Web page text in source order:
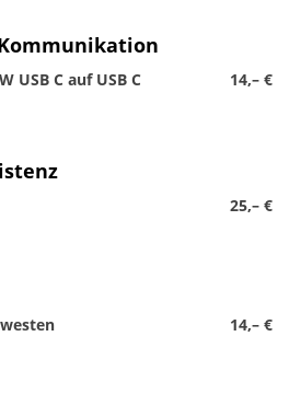
14,– €
USB C auf USB C
25,– €
14,– €